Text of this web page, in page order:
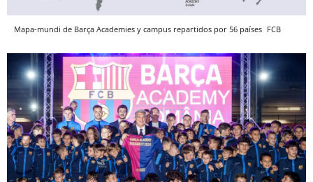
Mapa-mundi de Barça Academies y campus repartidos por 56 países FCB